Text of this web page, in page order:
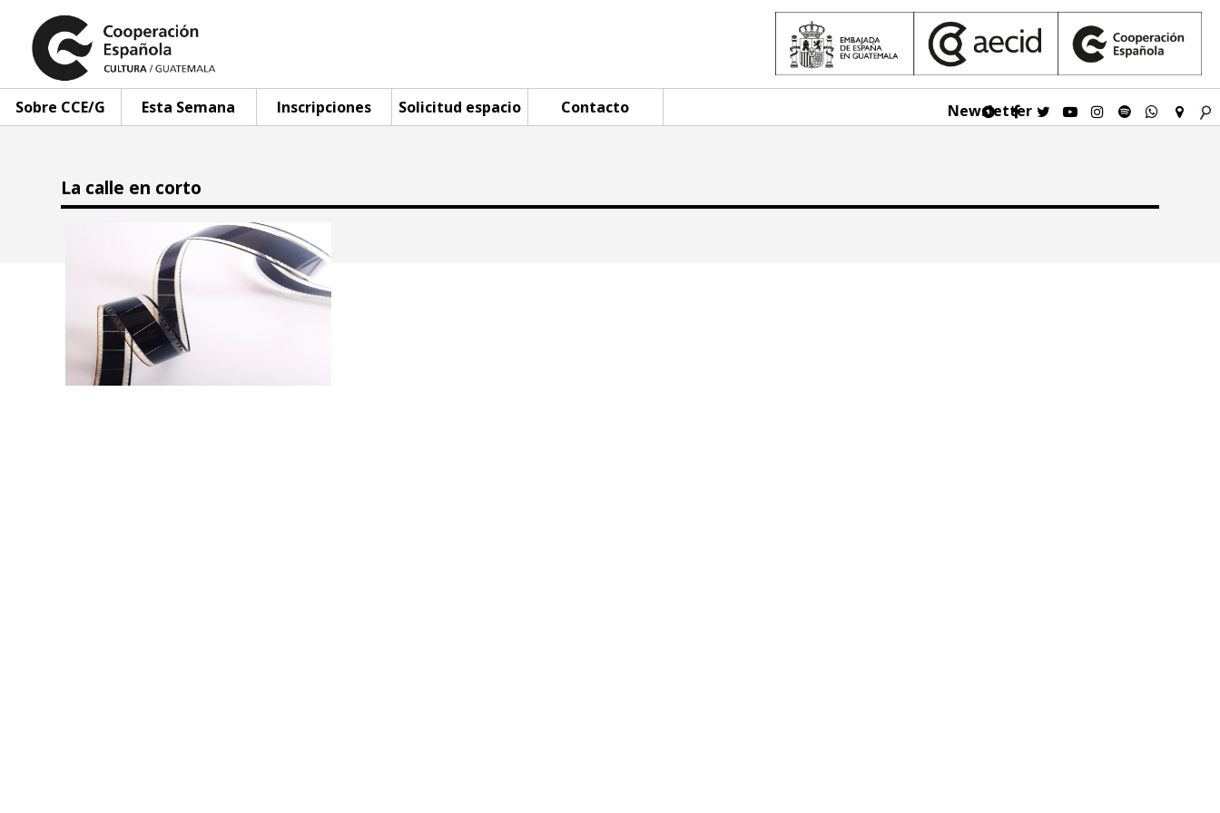
Sobre CCE/G Esta Semana Inscripciones Solicitud espacio Contacto Newsletter
La calle en corto